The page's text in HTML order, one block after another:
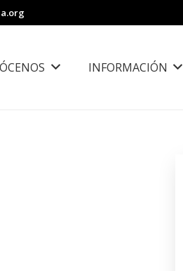
INFORMACIÓN